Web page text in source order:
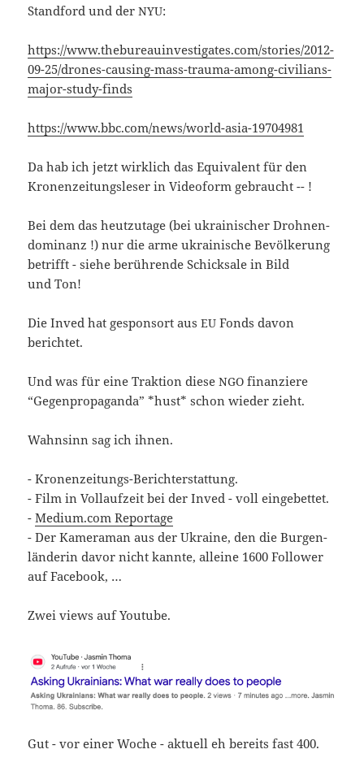
Stand­ford und derNYU:
https://www.thebureauinvestigates.com/stories/2012-
09-25/drones-causing-mass-trauma-among-civilians-
major-study-finds
https://www.bbc.com/news/world-asia-19704981
Da hab ich jetzt wirk­lich das Equi­va­lent für den
Kro­nen­zei­tungs­le­ser in Video­form gebraucht -- !
Bei dem das heut­zu­ta­ge (bei ukrai­ni­scher Droh­nen­
do­mi­nanz !) nur die arme ukrai­ni­sche Bevöl­ke­rung
betrifft - sie­he berüh­ren­de Schick­sa­le in Bild
und Ton!
Die Inved hat gespons­ort ausEU Fonds davon
berichtet.
Und was für eine Trak­ti­on die­seNGO finan­zie­re
“Gegen­pro­pa­gan­da” *hust* schon wie­der zieht.
Wahn­sinn sag ich ihnen.
- Kronenzeitungs-Berichterstattung.
- Film in Voll­auf­zeit bei der Inved - voll eingebettet.
-Medium.com Repor­ta­ge
- Der Kame­ra­man aus der Ukrai­ne, den die Bur­gen­
län­de­rin davor nicht kann­te, allei­ne 1600 Fol­lower
auf Facebook, …
Zwei views auf Youtube.
Gut - vor einer Woche - aktu­ell eh bereits fast 400.